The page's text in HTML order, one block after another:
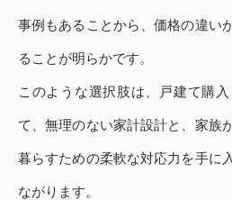
事例もあることから、価格の違い
ることが明らかです。
このような選択肢は、戸建て購
て、無理のない家計設計と、家族
暮らすための柔軟な対応力を手に
ながります。